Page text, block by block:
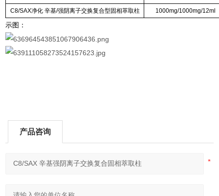
C8/SAX净化 辛基/强阴离子交换复合型固相萃取柱 1000mg/1000mg/12ml
示图：
产品咨询